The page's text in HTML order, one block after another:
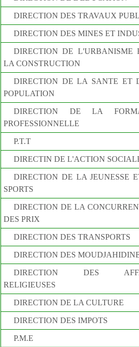
DIRECTION DES TRAVAUX
DIRECTION DES MINES ET
DIRECTION DE L'URBANISME
LA CONSTRUCTION
DIRECTION DE LA SANTE ET
POPULATION
DIRECTION DE LA
PROFESSIONNELLE
P.T.T
DIRECTIN DE L'ACTION
DIRECTION DE LA JEUNESSE
SPORTS
DIRECTION DE LA
DES PRIX
DIRECTION DES TRANSPORTS
DIRECTION DES
DIRECTION DES
RELIGIEUSES
DIRECTION DE LA CULTURE
DIRECTION DES IMPOTS
P.M.E